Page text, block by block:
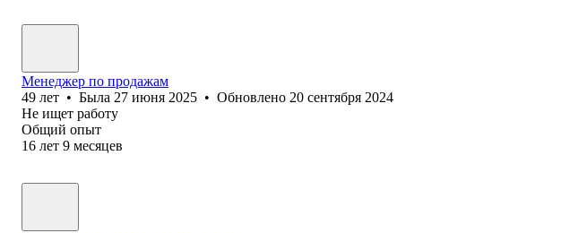
Менеджер по продажам
49 лет • Была 27 июня 2025 • Обновлено 20 сентября 2024
Не ищет работу
Общий опыт
16 лет 9 месяцев